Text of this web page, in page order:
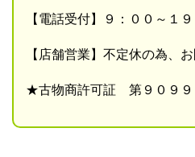
【電話受付】９：００～１
【店舗営業】不定休の為、
★古物商許可証 第９０９９